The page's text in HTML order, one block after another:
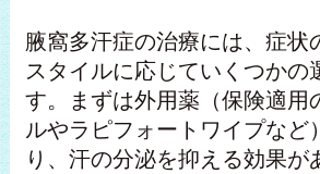
腋窩多汗症の治療には、症状
スタイルに応じていくつかの
す。まずは外用薬（保険適用
ルやラピフォートワイプなど
り、汗の分泌を抑える効果が